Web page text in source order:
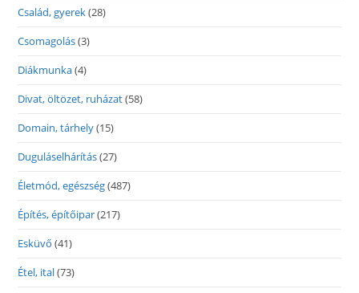
Család, gyerek(28)
Csomagolás(3)
Diákmunka(4)
Divat, öltözet, ruházat(58)
Domain, tárhely(15)
Duguláselhárítás(27)
Életmód, egészség(487)
Építés, építőipar(217)
Esküvő (41)
Étel, ital(73)